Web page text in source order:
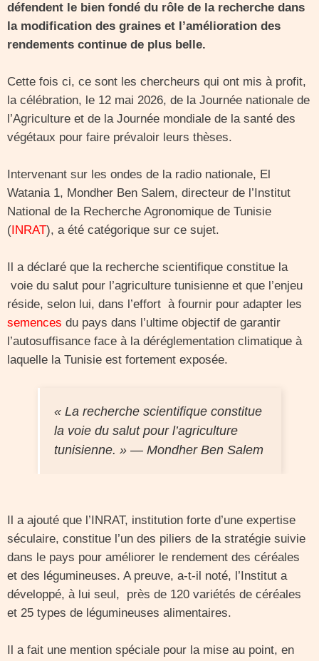
défendent le bien fondé du rôle de la recherche dans
la modification des graines et l’amélioration des
rendements continue de plus belle.
Cette fois ci, ce sont les chercheurs qui ont mis à profit,
la célébration, le 12 mai 2026, de la Journée nationale de
l’Agriculture et de la Journée mondiale de la santé des
végétaux pour faire prévaloir leurs thèses.
Intervenant sur les ondes de la radio nationale, El
Watania 1, Mondher Ben Salem, directeur de l’Institut
National de la Recherche Agronomique de Tunisie
(INRAT), a été catégorique sur ce sujet.
Il a déclaré que la recherche scientifique constitue la
voie du salut pour l’agriculture tunisienne et que l’enjeu
réside, selon lui, dans l’effort à fournir pour adapter les
semences du pays dans l’ultime objectif de garantir
l’autosuffisance face à la déréglementation climatique à
laquelle la Tunisie est fortement exposée.
« La recherche scientifique constitue
la voie du salut pour l’agriculture
tunisienne. » — Mondher Ben Salem
Il a ajouté que l’INRAT, institution forte d’une expertise
séculaire, constitue l’un des piliers de la stratégie suivie
dans le pays pour améliorer le rendement des céréales
et des légumineuses. A preuve, a-t-il noté, l’Institut a
développé, à lui seul, près de 120 variétés de céréales
et 25 types de légumineuses alimentaires.
Il a fait une mention spéciale pour la mise au point, en